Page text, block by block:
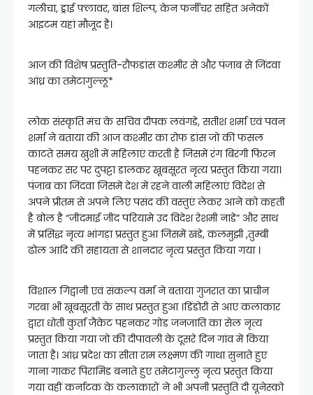
गलीचा, ड्राई फ्लावर, बांस शिल्प, केन फर्नीचर सहित अनेकों
आइटम यहां मौजूद है।
आज की विशेष प्रस्तुति-रौफडांस कश्मीर से और पंजाब से जिंदवा
आंध्र का तमेटागुल्लू*
लोक संस्कृति मंच के सचिव दीपक लवंगडे, सतीश शर्मा एवं पवन
शर्मा ने बताया की आज कश्मीर का रोफ डांस जो की फसल
काटते समय खुशी में महिलाएं करती है जिसमें रंग बिरंगी फिरन
पहनकर सर पर दुपट्टा डालकर खूबसूरत नृत्य प्रस्तुत किया गया।
पंजाब का जिंदवा जिसमें देश में रहने वाली महिलाएं विदेश से
अपने प्रीतम से अपने लिए पसंद की वस्तुएं लेकर आने को कहती
है बोल है “जींदमाई जींद परियामे उद विदेश रेशमी नाडे” और साथ
में प्रसिद्ध नृत्य भांगड़ा प्रस्तुत हुआ जिसमें खंडे, कलमुझी ,तुम्बी
ढोल आदि की सहायता से शानदार नृत्य प्रस्तुत किया गया ।
विशाल गिद्वानी एवं संकल्प वर्मा ने बताया गुजरात का प्राचीन
गरबा भी खूबसूरती के साथ प्रस्तुत हुआ ।डिंडोरी से आए कलाकार
द्वारा धोती कुर्ता जैकेट पहनकर गोंड जनजाति का सेल नृत्य
प्रस्तुत किया गया जो की दीपावली के दूसरे दिन गांव में किया
जाता है। आंध्र प्रदेश का सीता राम लक्ष्मण की गाथा सुनाते हुए
गाना गाकर पिरामिड बनाते हुए तमेटागुल्लु नृत्य प्रस्तुत किया
गया वहीं कर्नाटक के कलाकारों ने भी अपनी प्रस्तुति दी यूनेस्को